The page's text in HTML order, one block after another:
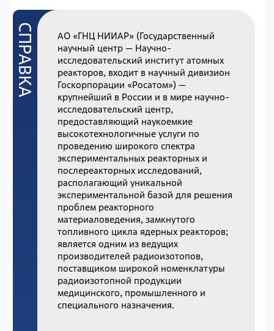
АО «ГНЦ НИИАР» (Государственный
научный центр — Научно-
исследовательский институт атомных
реакторов, входит в научный дивизион
Госкорпорации «Росатом») —
крупнейший в России и в мире научно-
исследовательский центр,
предоставляющий наукоемкие
высокотехнологичные услуги по
проведению широкого спектра
экспериментальных реакторных и
послереакторных исследований,
располагающий уникальной
экспериментальной базой для решения
проблем реакторного
материаловедения, замкнутого
топливного цикла ядерных реакторов;
является одним из ведущих
производителей радиоизотопов,
поставщиком широкой номенклатуры
радиоизотопной продукции
медицинского, промышленного и
специального назначения.